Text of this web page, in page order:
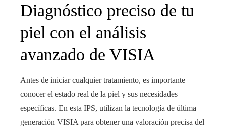
Diagnóstico preciso de tu
piel con el análisis
avanzado de VISIA
Antes de iniciar cualquier tratamiento, es importante
conocer el estado real de la piel y sus necesidades
específicas. En esta IPS, utilizan la tecnología de última
generación VISIA para obtener una valoración precisa del